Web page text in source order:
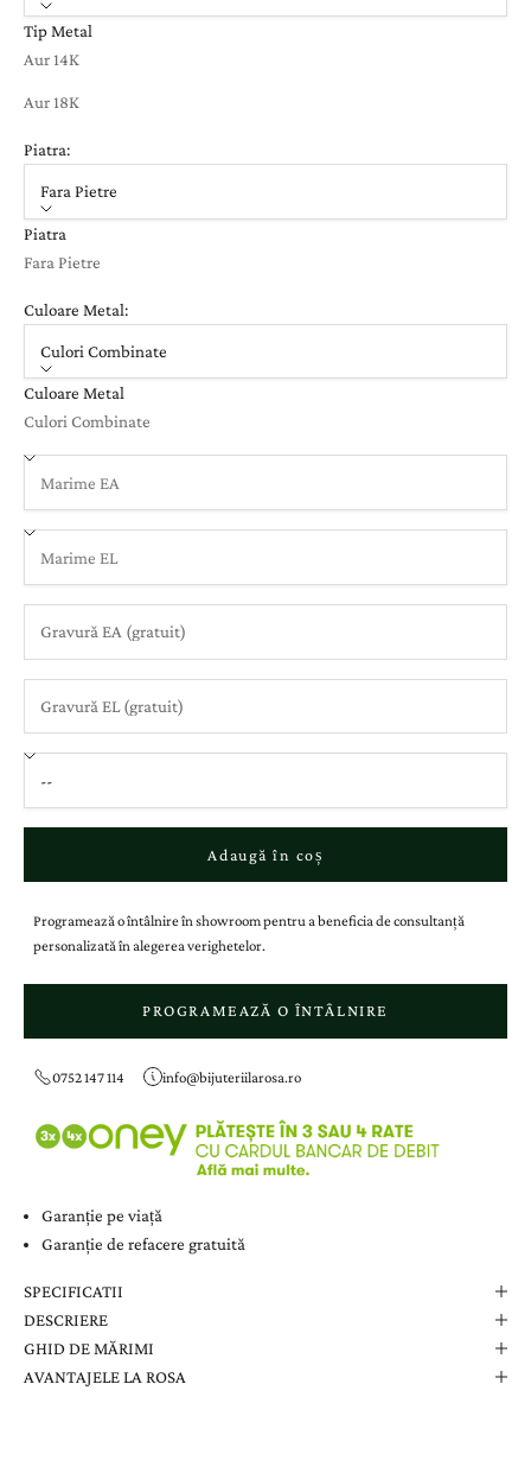
Tip Metal
Aur 14K
Aur 18K
Piatra:
Fara Pietre
Piatra
Fara Pietre
Culoare Metal:
Culori Combinate
Culoare Metal
Culori Combinate
Adaugă în coș
Programează o întâlnire în showroom pentru a beneficia de consultanță
personalizată în alegerea verighetelor.
PROGRAMEAZĂ O ÎNTÂLNIRE
0752 147 114 info@bijuteriilarosa.ro
Garanție pe viață
Garanție de refacere gratuită
SPECIFICATII
DESCRIERE
GHID DE MĂRIMI
AVANTAJELE LA ROSA